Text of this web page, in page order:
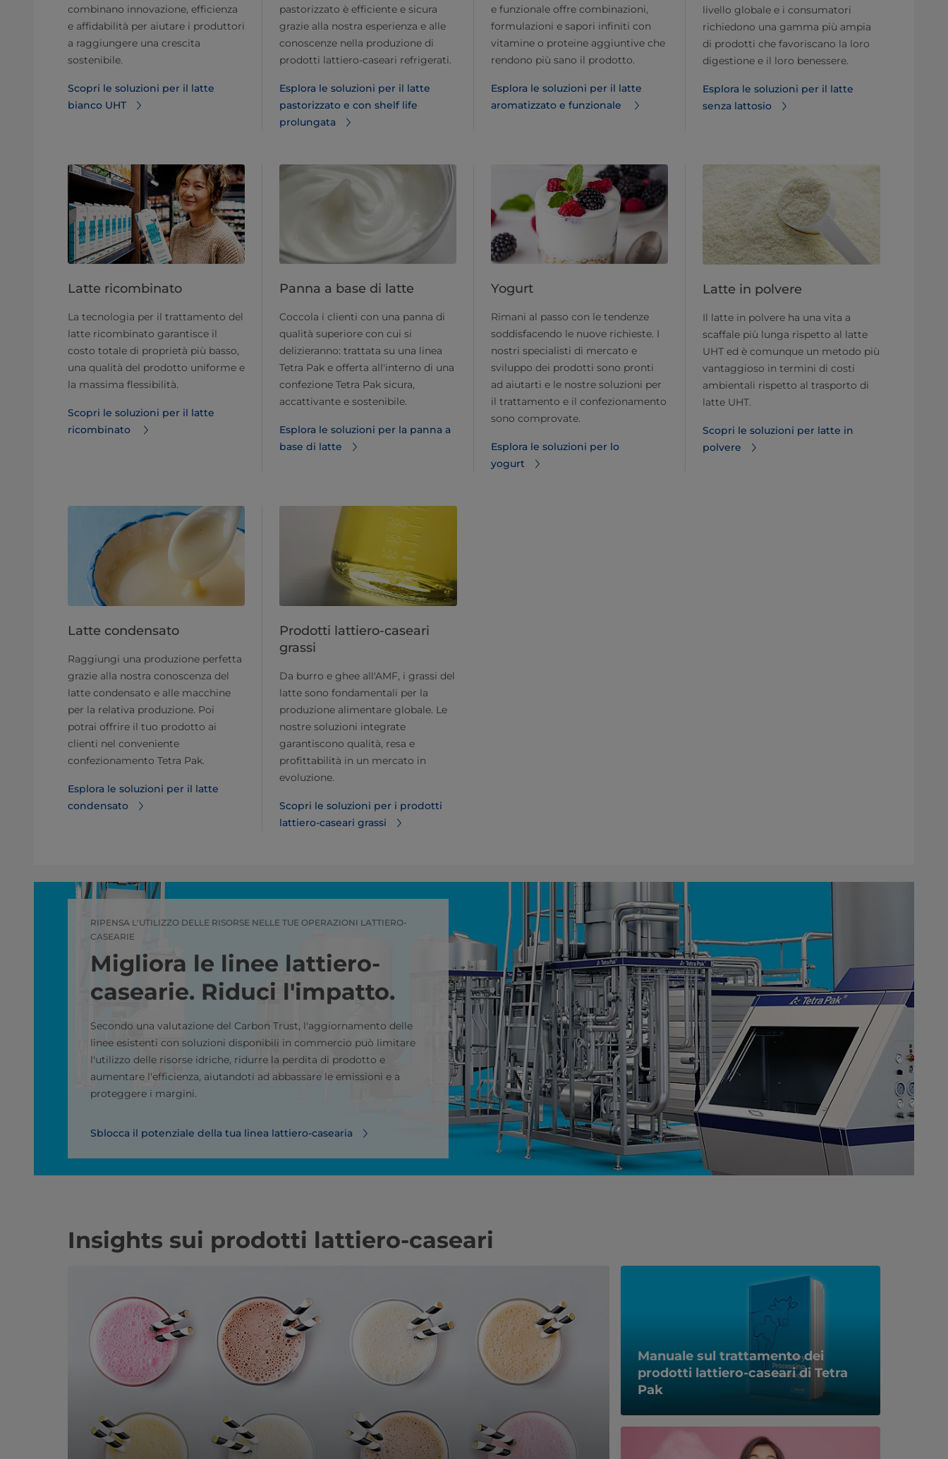
combinano innovazione, efficienza
e affidabilità per aiutare i produttori
a raggiungere una crescita
sostenibile.
Scopri le soluzioni per il latte
bianco UHT
pastorizzato è efficiente e sicura
grazie alla nostra esperienza e alle
conoscenze nella produzione di
prodotti lattiero-caseari refrigerati.
Esplora le soluzioni per il latte
pastorizzato e con shelf life
prolungata
e funzionale offre combinazioni,
formulazioni e sapori infiniti con
vitamine o proteine aggiuntive che
rendono più sano il prodotto.
Esplora le soluzioni per il latte
aromatizzato e funzionale
livello globale e i consumatori
richiedono una gamma più ampia
di prodotti che favoriscano la loro
digestione e il loro benessere.
Esplora le soluzioni per il latte
senza lattosio
Latte ricombinato
La tecnologia per il trattamento del
latte ricombinato garantisce il
costo totale di proprietà più basso,
una qualità del prodotto uniforme e
la massima flessibilità.
Scopri le soluzioni per il latte
ricombinato
Panna a base di latte
Coccola i clienti con una panna di
qualità superiore con cui si
delizieranno: trattata su una linea
Tetra Pak e offerta all'interno di una
confezione Tetra Pak sicura,
accattivante e sostenibile.
Esplora le soluzioni per la panna a
base di latte
Yogurt
Rimani al passo con le tendenze
soddisfacendo le nuove richieste. I
nostri specialisti di mercato e
sviluppo dei prodotti sono pronti
ad aiutarti e le nostre soluzioni per
il trattamento e il confezionamento
sono comprovate.
Esplora le soluzioni per lo
yogurt
Latte in polvere
Il latte in polvere ha una vita a
scaffale più lunga rispetto al latte
UHT ed è comunque un metodo più
vantaggioso in termini di costi
ambientali rispetto al trasporto di
latte UHT.
Scopri le soluzioni per latte in
polvere
Latte condensato
Raggiungi una produzione perfetta
grazie alla nostra conoscenza del
latte condensato e alle macchine
per la relativa produzione. Poi
potrai offrire il tuo prodotto ai
clienti nel conveniente
confezionamento Tetra Pak.
Esplora le soluzioni per il latte
condensato
Prodotti lattiero-caseari
grassi
Da burro e ghee all'AMF, i grassi del
latte sono fondamentali per la
produzione alimentare globale. Le
nostre soluzioni integrate
garantiscono qualità, resa e
profittabilità in un mercato in
evoluzione.
Scopri le soluzioni per i prodotti
lattiero-caseari grassi
RIPENSA L'UTILIZZO DELLE RISORSE NELLE TUE OPERAZIONI LATTIERO-
CASEARIE
Migliora le linee lattiero-
casearie. Riduci l'impatto.
Secondo una valutazione del Carbon Trust, l'aggiornamento delle
linee esistenti con soluzioni disponibili in commercio può limitare
l'utilizzo delle risorse idriche, ridurre la perdita di prodotto e
aumentare l'efficienza, aiutandoti ad abbassare le emissioni e a
proteggere i margini.
Sblocca il potenziale della tua linea lattiero-casearia
Insights sui prodotti lattiero-caseari
Manuale sul trattamento dei
prodotti lattiero-caseari di Tetra
Pak